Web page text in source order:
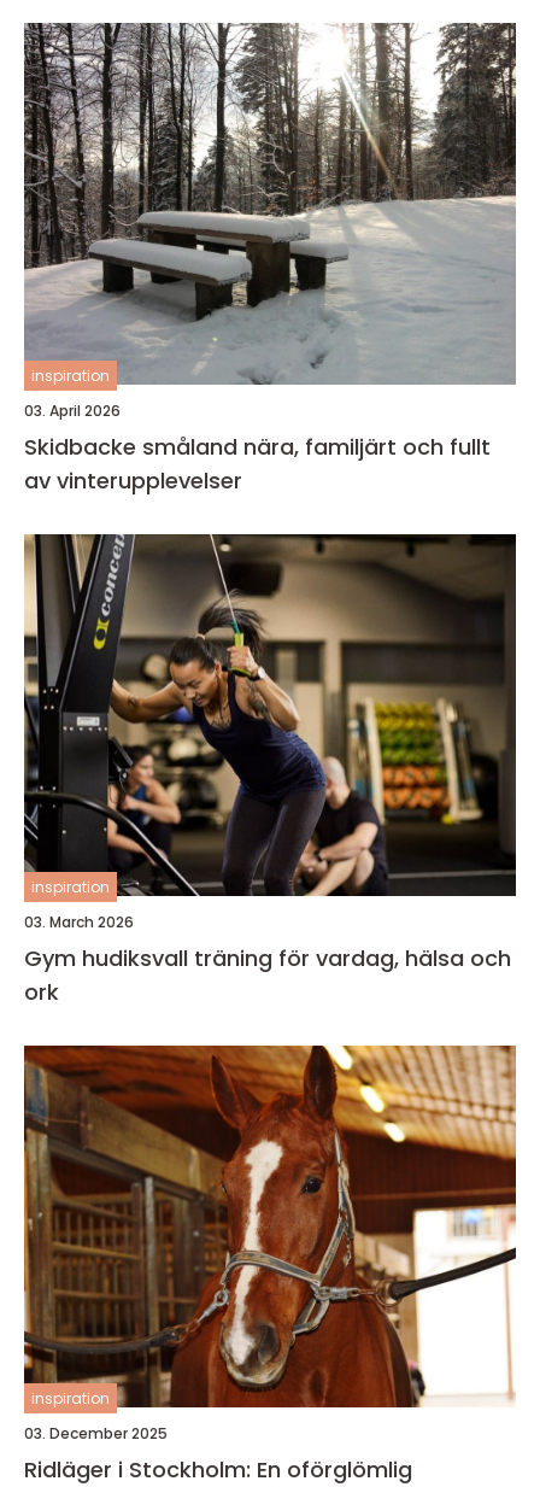
inspiration
03. April 2026
Skidbacke småland nära, familjärt och fullt
av vinterupplevelser
inspiration
03. March 2026
Gym hudiksvall träning för vardag, hälsa och
ork
inspiration
03. December 2025
Ridläger i Stockholm: En oförglömlig